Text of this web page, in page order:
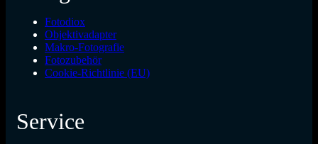
Fotodiox
Objektivadapter
Makro-Fotografie
Fotozubehör
Cookie-Richtlinie (EU)
Service